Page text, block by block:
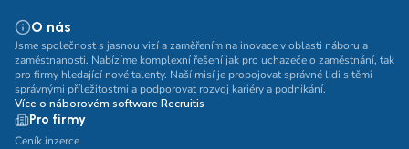
O nás
Jsme společnost s jasnou vizí a zaměřením na inovace v oblasti náboru a
zaměstnanosti. Nabízíme komplexní řešení jak pro uchazeče o zaměstnání, tak
pro firmy hledající nové talenty. Naší misí je propojovat správné lidi s těmi
správnými příležitostmi a podporovat rozvoj kariéry a podnikání.
Více o náborovém software Recruitis
Pro firmy
Ceník inzerce